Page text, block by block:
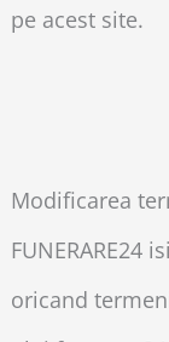
pe acest site.
Modificarea
FUNERARE24
oricand